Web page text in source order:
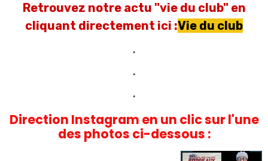
Retrouvez notre actu "vie du club" en
cliquant directement ici :Vie du club
.
.
.
Direction Instagram en un clic sur l'une
des photos ci-dessous :